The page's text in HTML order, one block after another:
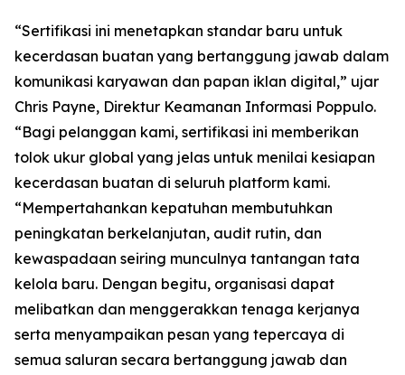
“Sertifikasi ini menetapkan standar baru untuk
kecerdasan buatan yang bertanggung jawab dalam
komunikasi karyawan dan papan iklan digital,” ujar
Chris Payne, Direktur Keamanan Informasi Poppulo.
“Bagi pelanggan kami, sertifikasi ini memberikan
tolok ukur global yang jelas untuk menilai kesiapan
kecerdasan buatan di seluruh platform kami.
“Mempertahankan kepatuhan membutuhkan
peningkatan berkelanjutan, audit rutin, dan
kewaspadaan seiring munculnya tantangan tata
kelola baru. Dengan begitu, organisasi dapat
melibatkan dan menggerakkan tenaga kerjanya
serta menyampaikan pesan yang tepercaya di
semua saluran secara bertanggung jawab dan